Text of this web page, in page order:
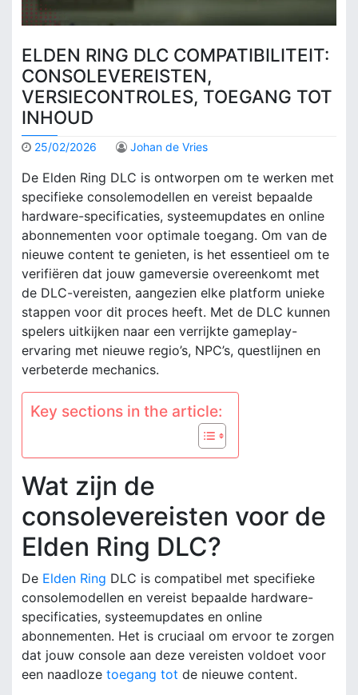
ELDEN RING DLC COMPATIBILITEIT:
CONSOLEVEREISTEN,
VERSIECONTROLES, TOEGANG TOT
INHOUD
25/02/2026 Johan de Vries
De Elden Ring DLC is ontworpen om te werken met
specifieke consolemodellen en vereist bepaalde
hardware-specificaties, systeemupdates en online
abonnementen voor optimale toegang. Om van de
nieuwe content te genieten, is het essentieel om te
verifiëren dat jouw gameversie overeenkomt met
de DLC-vereisten, aangezien elke platform unieke
stappen voor dit proces heeft. Met de DLC kunnen
spelers uitkijken naar een verrijkte gameplay-
ervaring met nieuwe regio’s, NPC’s, questlijnen en
verbeterde mechanics.
Key sections in the article:
Wat zijn de
consolevereisten voor de
Elden Ring DLC?
De Elden Ring DLC is compatibel met specifieke
consolemodellen en vereist bepaalde hardware-
specificaties, systeemupdates en online
abonnementen. Het is cruciaal om ervoor te zorgen
dat jouw console aan deze vereisten voldoet voor
een naadloze toegang tot de nieuwe content.